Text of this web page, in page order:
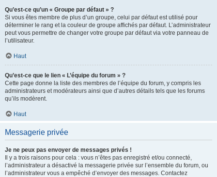
Qu’est-ce qu’un « Groupe par défaut » ?
Si vous êtes membre de plus d’un groupe, celui par défaut est utilisé pour
déterminer le rang et la couleur de groupe affichés par défaut. L’administrateur
peut vous permettre de changer votre groupe par défaut via votre panneau de
l’utilisateur.
Haut
Qu’est-ce que le lien « L’équipe du forum » ?
Cette page donne la liste des membres de l’équipe du forum, y compris les
administrateurs et modérateurs ainsi que d’autres détails tels que les forums
qu’ils modèrent.
Haut
Messagerie privée
Je ne peux pas envoyer de messages privés !
Il y a trois raisons pour cela : vous n’êtes pas enregistré et/ou connecté,
l’administrateur a désactivé la messagerie privée sur l’ensemble du forum, ou
l’administrateur vous a empêché d’envoyer des messages. Contactez